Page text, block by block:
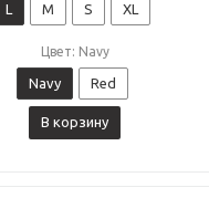
L M S XL
Цвет: Navy
Navy Red
В корзину